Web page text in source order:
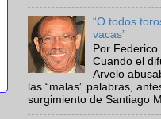
“O todos
vacas”
Por Federico
Cuando el
Arvelo
las “malas” palabras,
surgimiento de Santiago